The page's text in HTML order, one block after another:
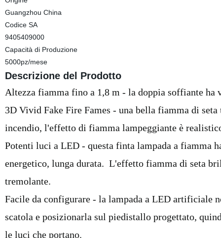
Guangzhou China
Codice SA
9405409000
Capacità di Produzione
5000pz/mese
Descrizione del Prodotto
Altezza fiamma fino a 1,8 m - la doppia soffiante
3D Vivid Fake Fire Fames - una bella fiamma di
incendio, l'effetto di fiamma lampeggiante è
Potenti luci a LED - questa finta lampada a fiamma
energetico, lunga durata. L'effetto fiamma di seta
tremolante.
Facile da configurare - la lampada a LED artificiale
scatola e posizionarla sul piedistallo progettato,
le luci che portano.